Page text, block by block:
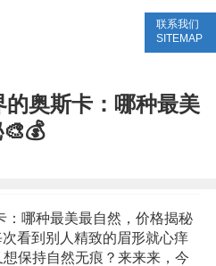
联系我们
SITEMAP
奥斯卡：哪种最美
：哪种最美最自然，价格揭秘
看到别人精致的眉形就心痒
保持自然无痕？来来来，今